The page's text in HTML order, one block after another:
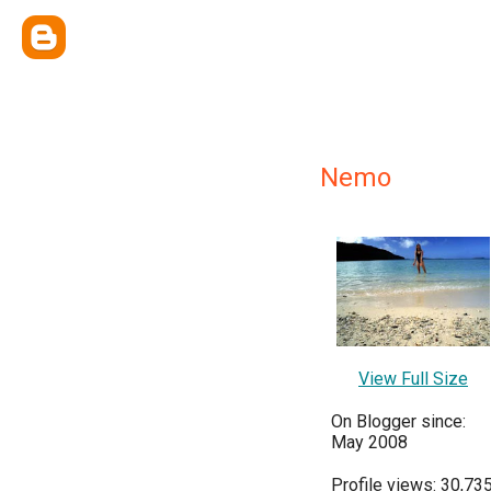
Nemo
View Full Size
On Blogger since:
May 2008
Profile views: 30,735